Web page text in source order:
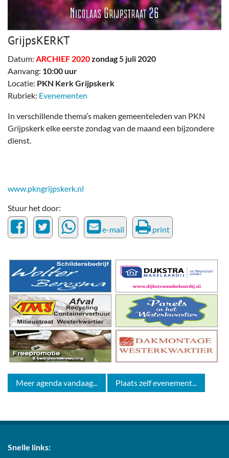
GrijpsKERKT
Datum: ARCHIEF 2020zondag 5 juli 2020
Aanvang: 10:00 uur
Locatie: PKN Kerk Grijpskerk
Rubriek: Evenementen
In verschillende thema’s maken gemeenteleden van PKN
Grijpskerk elke eerste zondag van de maand een bijzondere
dienst.
www.pkngrijpskerk.nl
Stuur het door:
e-mail print
Meer agenda vandaag... Plaats zelf evenement...
Snelle links: